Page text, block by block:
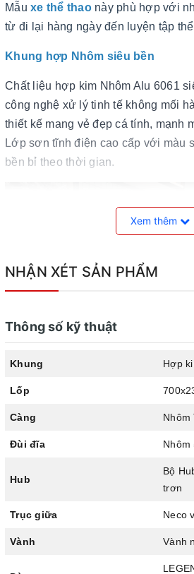
Mẫu xe thể thaonày phù hợp với
từ đi lại hàng ngày đến luyện tập thể
Khung hợp Nhôm siêu bền
Chất liệu hợp kim Nhôm Alu 6061
công nghệ xử lý tinh tế không mối
thiết kế mang vẻ đẹp cá tính, mạnh
Lớp sơn tĩnh điện cao cấp với màu
bền bỉ theo thời gian.
Tsumina SNM100
Fixed gear Tsunami SNM100
được
vời, xe đạp nhẹ nhàng trên mọi
chịu tải tốt, chắc chắn bền bỉ trong
Xem thêm
NHẬN XÉT SẢN PHẨM
Thông số kỹ thuật
Khung Hợp
Lốp
Càng Nhôm
Đùi đĩa Nhôm
Hub
Bộ
trơn
Trục giữa Neco
Vành Vành